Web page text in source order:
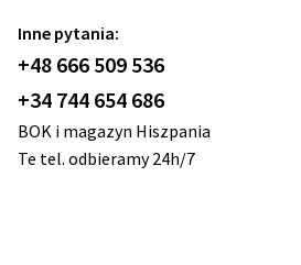
Inne pytania:
+48 666 509 536
+34 744 654 686
BOK i magazyn Hiszpania
Te tel. odbieramy 24h/7